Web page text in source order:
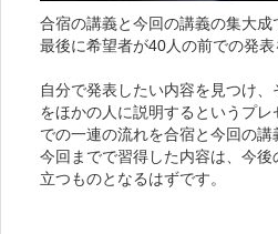
合宿の講義と今回の講義の集大成
最後に希望者が40人の前での発表
自分で発表したい内容を見つけ
をほかの人に説明するというプレ
での一連の流れを合宿と今回の講
今回までで習得した内容は、今
立つものとなるはずです。